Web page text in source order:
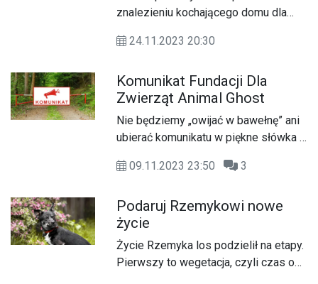
znalezieniu kochającego domu dla
Wielkość i charakter nie odbiegają od
niemal rodowodowa.
24.11.2023 20:30
Komunikat Fundacji Dla
Zwierząt Animal Ghost
Nie będziemy „owijać w bawełnę” ani
ubierać komunikatu w piękne słówka i
Prawda bywa gorzka, ale musimy się
09.11.2023 23:50 3
Podaruj Rzemykowi nowe
życie
Życie Rzemyka los podzielił na etapy.
Pierwszy to wegetacja, czyli czas od